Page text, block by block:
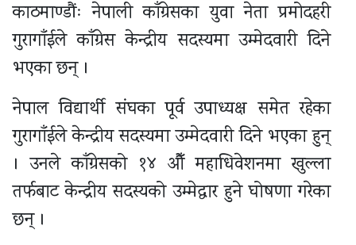
काठमाण्डौंः नेपाली काँग्रेसका युवा नेता प्रमोदहरी
गुरागाँईले काँग्रेस केन्द्रीय सदस्यमा उम्मेदवारी दिने
भएका छन् ।
नेपाल विद्यार्थी संघका पूर्व उपाध्यक्ष समेत रहेका
गुरागाँईले केन्द्रीय सदस्यमा उम्मेदवारी दिने भएका हुन्
। उनले काँग्रेसको १४ औँ महाधिवेशनमा खुल्ला
तर्फबाट केन्द्रीय सदस्यको उम्मेद्वार हुने घोषणा गरेका
छन् ।